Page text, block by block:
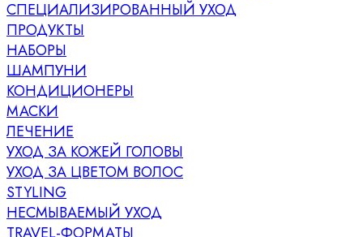
СПЕЦИАЛИЗИРОВАННЫЙ УХОД
ПРОДУКТЫ
НАБОРЫ
ШАМПУНИ
КОНДИЦИОНЕРЫ
МАСКИ
ЛЕЧЕНИЕ
УХОД ЗА КОЖЕЙ ГОЛОВЫ
УХОД ЗА ЦВЕТОМ ВОЛОС
STYLING
НЕСМЫВАЕМЫЙ УХОД